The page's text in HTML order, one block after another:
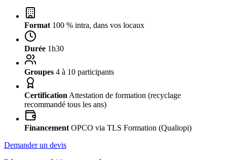
Format 100 % intra, dans vos locaux
Durée 1h30
Groupes 4 à 10 participants
Certification Attestation de formation (recyclage
recommandé tous les ans)
Financement OPCO via TLS Formation (Qualiopi)
Demander un devis